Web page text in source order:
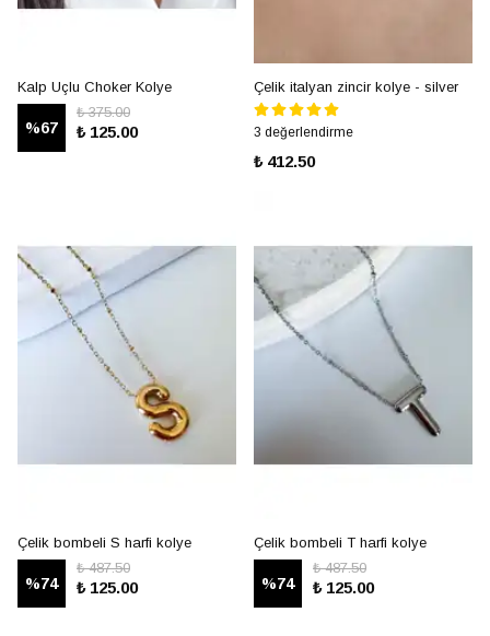
Kalp Uçlu Choker Kolye
%67
₺ 375.00
₺ 125.00
Çelik italyan zincir kolye - silver
3 değerlendirme
₺ 412.50
Çelik bombeli S harfi kolye
%74
₺ 487.50
₺ 125.00
Çelik bombeli T harfi kolye
%74
₺ 487.50
₺ 125.00